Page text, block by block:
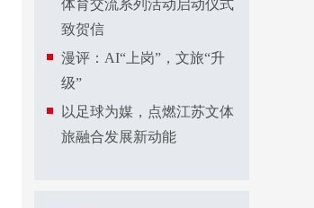
体育交流系列活动启动仪式
致贺信
漫评：AI“上岗”，文旅“升
级”
以足球为媒，点燃江苏文体
旅融合发展新动能